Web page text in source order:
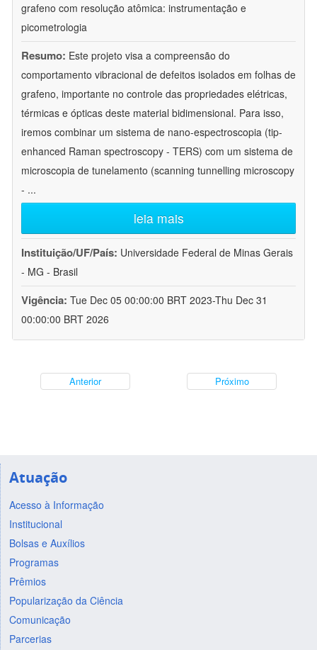
grafeno com resolução atômica: instrumentação e
picometrologia
Resumo: Este projeto visa a compreensão do
comportamento vibracional de defeitos isolados em folhas de
grafeno, importante no controle das propriedades elétricas,
térmicas e ópticas deste material bidimensional. Para isso,
iremos combinar um sistema de nano-espectroscopia (tip-
enhanced Raman spectroscopy - TERS) com um sistema de
microscopia de tunelamento (scanning tunnelling microscopy
- ...
leia mais
Instituição/UF/País: Universidade Federal de Minas Gerais
- MG - Brasil
Vigência: Tue Dec 05 00:00:00 BRT 2023-Thu Dec 31
00:00:00 BRT 2026
Anterior Próximo
Atuação
Acesso à Informação
Institucional
Bolsas e Auxílios
Programas
Prêmios
Popularização da Ciência
Comunicação
Parcerias